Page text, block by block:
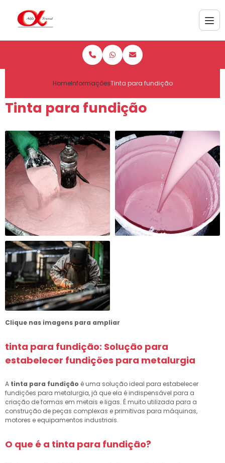
HomeInformaçõesTinta para fundição
Tinta para fundição
Clique nas imagens para ampliar
tinta para fundição: Solução para
estabelecer fundições para metalurgia
A tinta para fundição é uma solução ideal para estabelecer
fundições para metalurgia, já que ela é indispensável para a
criação de formas em metais e ligas. É muito utilizada para a
construção de peças complexas e primitivas para máquinas,
motores e equipamentos industriais.
O que é a tinta para fundição?